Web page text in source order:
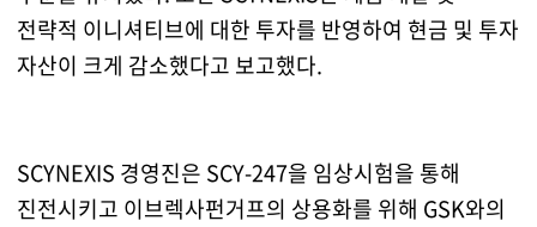
전략적 이니셔티브에 대한 투자를 반영하여 현금 및 투자
자산이 크게 감소했다고 보고했다.
SCYNEXIS 경영진은 SCY-247을 임상시험을 통해
진전시키고 이브렉사펀거프의 상용화를 위해 GSK와의